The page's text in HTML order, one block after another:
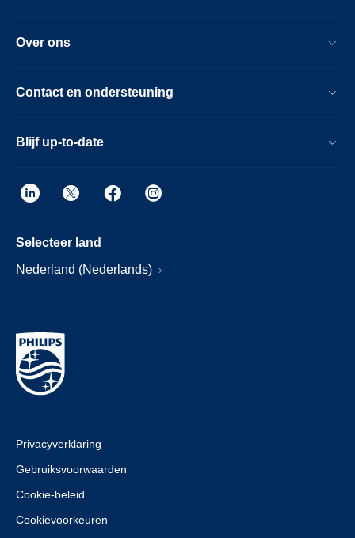
Over ons
Contact en ondersteuning
Blijf up-to-date
Selecteer land
Nederland (Nederlands)
Privacyverklaring
Gebruiksvoorwaarden
Cookie-beleid
Cookievoorkeuren